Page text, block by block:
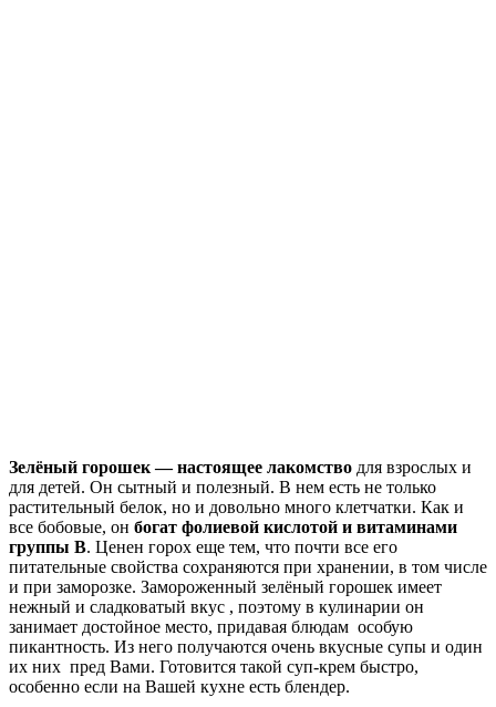
Зелёный горошек — настоящее лакомство для взрослых и
для детей. Он сытный и полезный. В нем есть не только
растительный белок, но и довольно много клетчатки. Как и
все бобовые, он богат фолиевой кислотой и витаминами
группы В. Ценен горох еще тем, что почти все его
питательные свойства сохраняются при хранении, в том числе
и при заморозке. Замороженный зелёный горошек имеет
нежный и сладковатый вкус , поэтому в кулинарии он
занимает достойное место, придавая блюдам особую
пикантность. Из него получаются очень вкусные супы и один
их них пред Вами. Готовится такой суп-крем быстро,
особенно если на Вашей кухне есть блендер.